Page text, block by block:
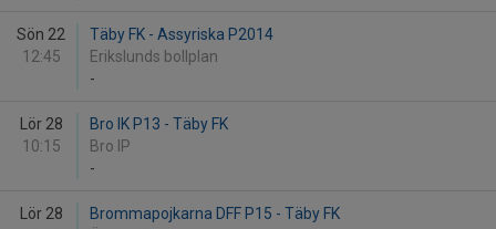
Sön 22
12:45
Täby FK - Assyriska P2014
Erikslunds bollplan
-
Lör 28
10:15
Bro IK P13 - Täby FK
Bro IP
-
Lör 28
Brommapojkarna DFF P15 - Täby FK